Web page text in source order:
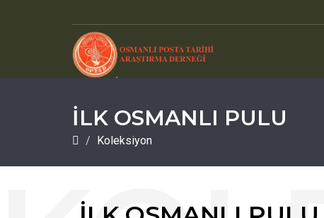
İLK OSMANLI PULU
Koleksiyon